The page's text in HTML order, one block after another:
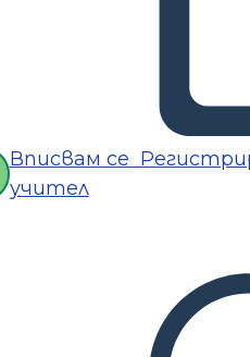
Вписвам се
учител